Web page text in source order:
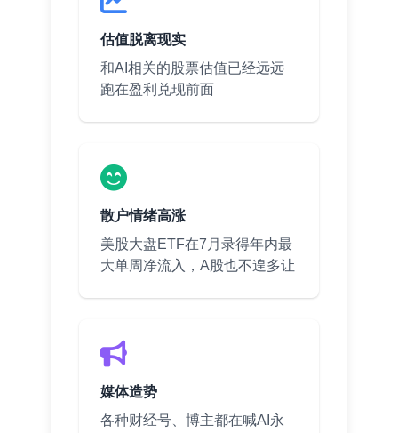
估值脱离现实
和AI相关的股票估值已经远远
跑在盈利兑现前面
散户情绪高涨
美股大盘ETF在7月录得年内最
大单周净流入，A股也不遑多让
媒体造势
各种财经号、博主都在喊AI永